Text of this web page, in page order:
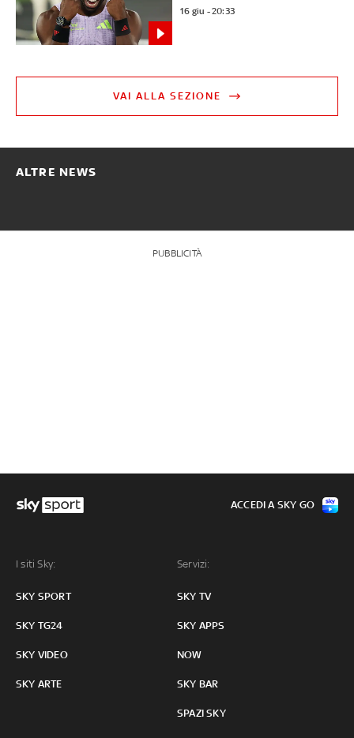
16 giu - 20:33
VAI ALLA SEZIONE
ALTRE NEWS
PUBBLICITÀ
I siti Sky:
SKY SPORT
SKY TG24
SKY VIDEO
SKY ARTE
Servizi:
SKY TV
SKY APPS
NOW
SKY BAR
SPAZI SKY
ACCEDI A SKY GO